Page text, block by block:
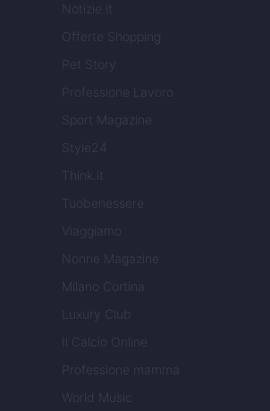
Notizie.it
Offerte Shopping
Pet Story
Professione Lavoro
Sport Magazine
Style24
Think.it
Tuobenessere
Viaggiamo
Nonne Magazine
Milano Cortina
Luxury Club
Il Calcio Online
Professione mamma
World Music